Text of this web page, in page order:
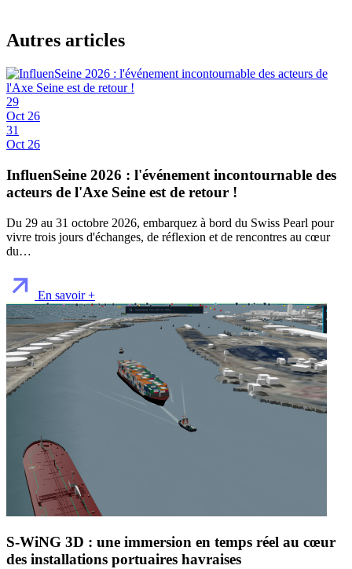
Autres articles
29
Oct 26
31
Oct 26
InfluenSeine 2026 : l'événement incontournable des
acteurs de l'Axe Seine est de retour !
Du 29 au 31 octobre 2026, embarquez à bord du Swiss Pearl pour
vivre trois jours d'échanges, de réflexion et de rencontres au cœur
du…
En savoir +
S-WiNG 3D : une immersion en temps réel au cœur
des installations portuaires havraises